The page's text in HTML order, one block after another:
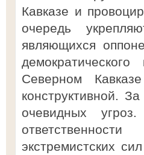
Кавказе и
очередь
являющихся
Северном
конструктивной.
очевидных
экстремистских